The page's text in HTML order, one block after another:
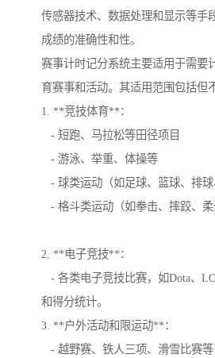
传感器技术、数据处理和显示等手
成绩的准确性和性。
赛事计时记分系统主要适用于需要
育赛事和活动。其适用范围包括但
1. **竞技体育**：
- 短跑、马拉松等田径项目
- 游泳、举重、体操等
- 球类运动（如足球、篮球、排球
- 格斗类运动（如拳击、摔跤、柔
2. **电子竞技**：
- 各类电子竞技比赛，如Dota、
和得分统计。
3. **户外活动和限运动**：
- 越野赛、铁人三项、滑雪比赛等